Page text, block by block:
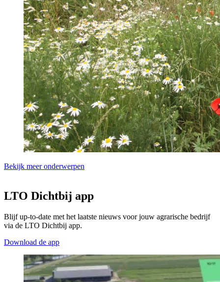
Bekijk meer onderwerpen
LTO Dichtbij app
Blijf up-to-date met het laatste nieuws voor jouw agrarische bedrijf
via de LTO Dichtbij app.
Download de app